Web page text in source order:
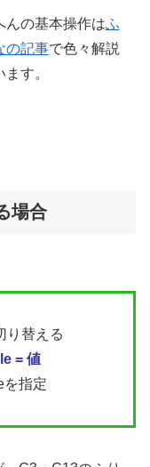
んの基本操作はふ
の記事で色々解説
ます。
場合
り替える
= 値
指定